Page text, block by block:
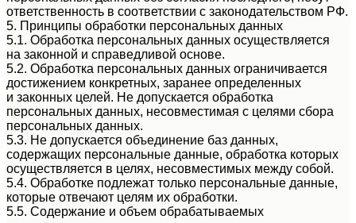
ответственность в соответствии с законодательством РФ.
5. Принципы обработки персональных данных
5.1. Обработка персональных данных осуществляется
на законной и справедливой основе.
5.2. Обработка персональных данных ограничивается
достижением конкретных, заранее определенных
и законных целей. Не допускается обработка
персональных данных, несовместимая с целями сбора
персональных данных.
5.3. Не допускается объединение баз данных,
содержащих персональные данные, обработка которых
осуществляется в целях, несовместимых между собой.
5.4. Обработке подлежат только персональные данные,
которые отвечают целям их обработки.
5.5. Содержание и объем обрабатываемых